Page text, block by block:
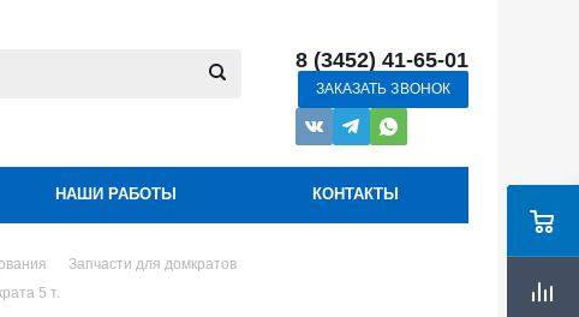
8 (3452) 41-65-01
ЗАКАЗАТЬ ЗВОНОК
НАШИ РАБОТЫ КОНТАКТЫ
Запчасти для домкратов
5 т.